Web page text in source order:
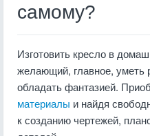
самому?
Изготовить кресло в
желающий, главное, уметь
обладать фантазией.
материалы и найдя
к созданию чертежей,